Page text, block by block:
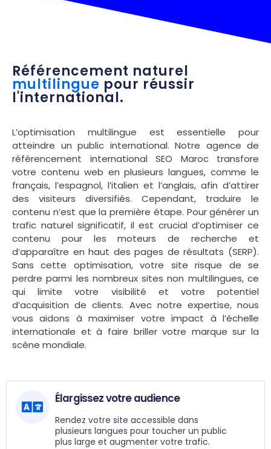
Référencement naturel
multilingue pour réussir
l'international.
L’optimisation multilingue est essentielle pour
atteindre un public international. Notre agence de
référencement international SEO Maroc transfore
votre contenu web en plusieurs langues, comme le
français, l’espagnol, l’italien et l’anglais, afin d’attirer
des visiteurs diversifiés. Cependant, traduire le
contenu n’est que la première étape. Pour générer un
trafic naturel significatif, il est crucial d’optimiser ce
contenu pour les moteurs de recherche et
d’apparaître en haut des pages de résultats (SERP).
Sans cette optimisation, votre site risque de se
perdre parmi les nombreux sites non multilingues, ce
qui limite votre visibilité et votre potentiel
d’acquisition de clients. Avec notre expertise, nous
vous aidons à maximiser votre impact à l’échelle
internationale et à faire briller votre marque sur la
scène mondiale.
Élargissez votre audience
Rendez votre site accessible dans
plusieurs langues pour toucher un public
plus large et augmenter votre trafic.